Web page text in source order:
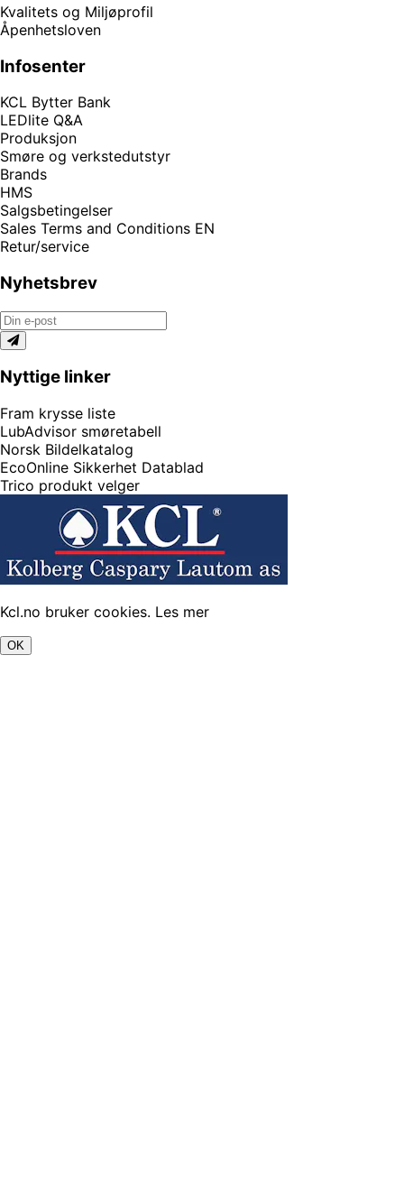
Kvalitets og Miljøprofil
Åpenhetsloven
Infosenter
KCL Bytter Bank
LEDlite Q&A
Produksjon
Smøre og verkstedutstyr
Brands
HMS
Salgsbetingelser
Sales Terms and Conditions EN
Retur/service
Nyhetsbrev
Nyttige linker
Fram krysse liste
LubAdvisor smøretabell
Norsk Bildelkatalog
EcoOnline Sikkerhet Datablad
Trico produkt velger
Kcl.no bruker cookies. Les mer
OK